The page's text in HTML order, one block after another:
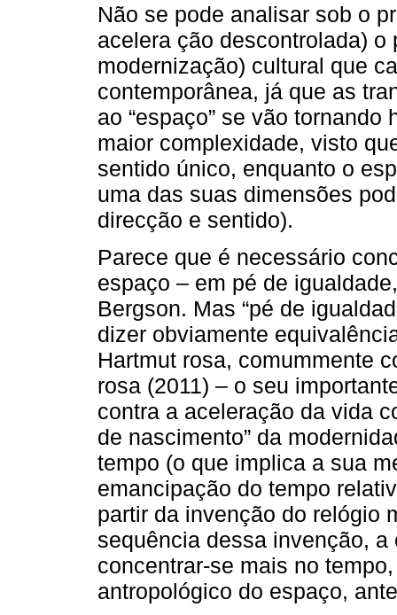
Não se pode analisar sob o
acelera ção descontrolada)
modernização) cultural que
contemporânea, já que as
ao “espaço” se vão
maior complexidade, visto
sentido único, enquanto o
uma das suas dimensões
direcção e sentido).
Parece que é necessário
espaço – em pé de
Bergson. Mas “pé de
dizer obviamente
Hartmut rosa, comummente
rosa (2011) – o seu
contra a aceleração da vida
de nascimento” da
tempo (o que implica a sua
emancipação do tempo
partir da invenção do relógio
sequência dessa invenção,
concentrar-se mais no
antropológico do espaço,